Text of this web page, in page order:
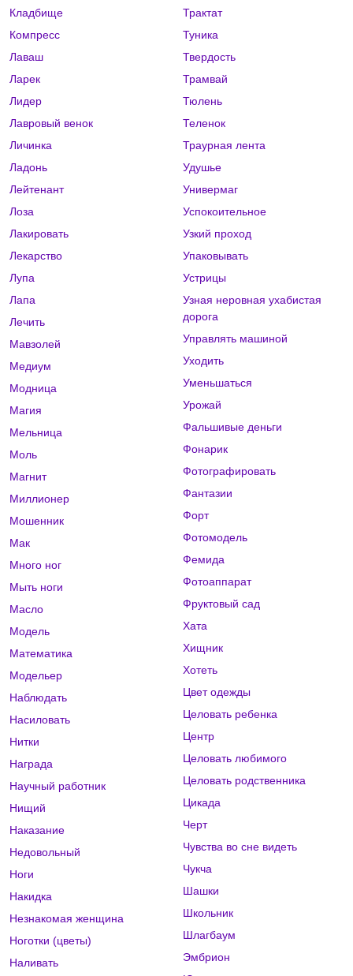
Кладбище
Компресс
Лаваш
Ларек
Лидер
Лавровый венок
Личинка
Ладонь
Лейтенант
Лоза
Лакировать
Лекарство
Лупа
Лапа
Лечить
Мавзолей
Медиум
Модница
Магия
Мельница
Моль
Магнит
Миллионер
Мошенник
Мак
Много ног
Мыть ноги
Масло
Модель
Математика
Модельер
Наблюдать
Насиловать
Нитки
Награда
Научный работник
Нищий
Наказание
Недовольный
Ноги
Накидка
Незнакомая женщина
Ноготки (цветы)
Наливать
Трактат
Туника
Твердость
Трамвай
Тюлень
Теленок
Траурная лента
Удушье
Универмаг
Успокоительное
Узкий проход
Упаковывать
Устрицы
Узная неровная ухабистая
дорога
Управлять машиной
Уходить
Уменьшаться
Урожай
Фальшивые деньги
Фонарик
Фотографировать
Фантазии
Форт
Фотомодель
Фемида
Фотоаппарат
Фруктовый сад
Хата
Хищник
Хотеть
Цвет одежды
Целовать ребенка
Центр
Целовать любимого
Целовать родственника
Цикада
Черт
Чувства во сне видеть
Чукча
Шашки
Школьник
Шлагбаум
Эмбрион